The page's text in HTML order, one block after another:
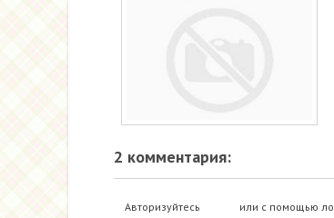
2 комментария:
Авторизуйтесь или с помощью